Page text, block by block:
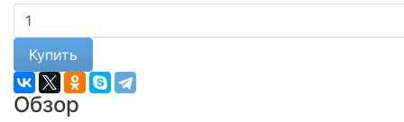
Купить
Обзор